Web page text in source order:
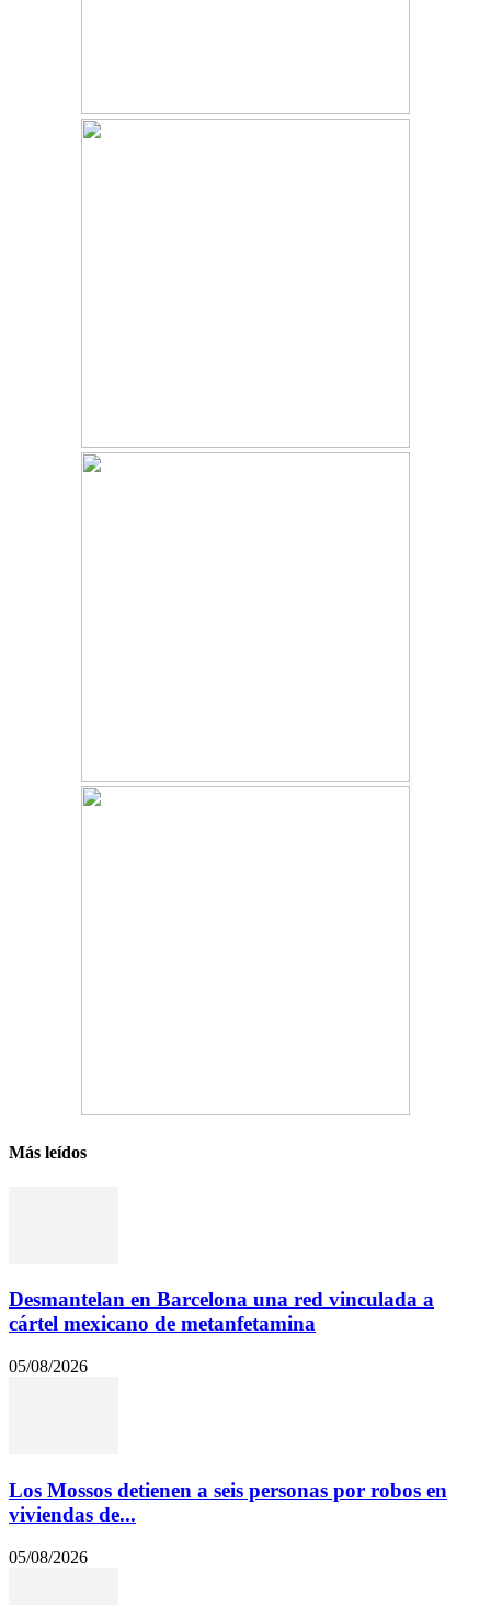
Más leídos
Desmantelan en Barcelona una red vinculada a
cártel mexicano de metanfetamina
05/08/2026
Los Mossos detienen a seis personas por robos en
viviendas de...
05/08/2026